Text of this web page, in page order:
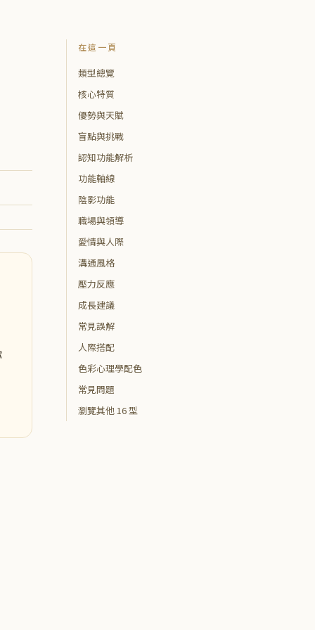
在這一頁
類型總覽
核心特質
優勢與天賦
盲點與挑戰
認知功能解析
功能軸線
陰影功能
職場與領導
愛情與人際
溝通風格
壓力反應
成長建議
常見誤解
人際搭配
色彩心理學配色
常見問題
瀏覽其他 16 型